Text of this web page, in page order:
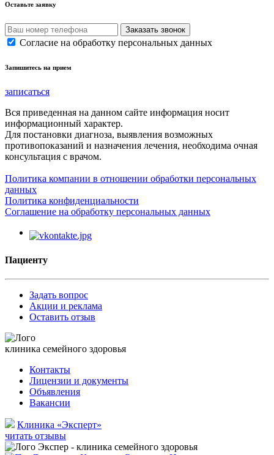
Оставьте заявку
Согласие на обработку персональных данных
Запишитесь на прием
записаться
Вся приведенная на данном сайте информация носит
информационный характер.
Для постановки диагноза, выявления возможных
противопоказаний и назначения лечения, необходима очная
консультация с врачом.
Политика компании в отношении обработки персональных
данных
Политика конфиденциальности
Соглашение на обработку персональных данных
Пациенту
Задать вопрос
Акции и реклама
Оставить отзыв
клиника семейного здоровья
Контакты
Лицензии и документы
Объявления
Вакансии
Клиника «Эксперт»
читать отзывы